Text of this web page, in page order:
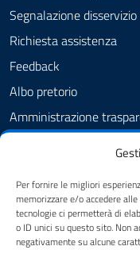
Per fornire le migliori
memorizzare e/o accedere
tecnologie ci permetterà di
o ID unici su questo sito. Non
negativamente su alcune
Segnalazione disservizio
Richiesta assistenza
Feedback
Albo pretorio
Amministrazione
Dichiarazione di
Note legali